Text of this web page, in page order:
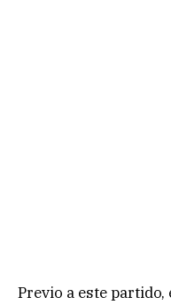
Previo a este